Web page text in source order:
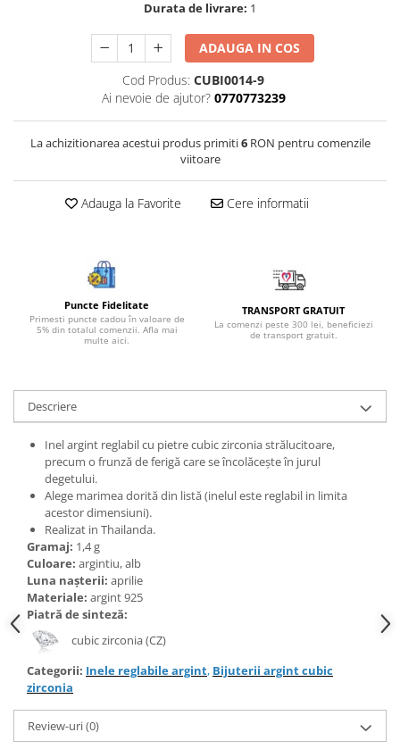
Bijuterii piatra lunii
Bijuterii rodocrozit
Bijuterii rubin
Bijuterii sidef si abalone
Bijuterii smarald
Bijuterii sodalit
Bijuterii spinel
Bijuterii topaz
Bijuterii turmaline
Bijuterii morganit
Durata de livrare: 1
ADAUGA IN COS
Cod Produs: CUBI0014-9
Ai nevoie de ajutor? 0770773239
La achizitionarea acestui produs primiti6RON pentru comenzile
viitoare
Adauga la Favorite Cere informatii
Puncte Fidelitate
Primesti puncte cadou în valoare de
5% din totalul comenzii. Afla mai
multe aici.
TRANSPORT GRATUIT
La comenzi peste 300 lei, beneficiezi
de transport gratuit.
Descriere
Inel argint reglabil cu pietre cubic zirconia strălucitoare,
precum o frunză de ferigă care se încolăcește în jurul
degetului.
Alege marimea dorită din listă (inelul este reglabil in limita
acestor dimensiuni).
Realizat in Thailanda.
Gramaj: 1,4 g
Culoare: argintiu, alb
Luna nașterii: aprilie
Materiale: argint 925
Piatră de sinteză:
cubic zirconia (CZ)
Categorii: Inele reglabile argint, Bijuterii argint cubic
zirconia
Review-uri(0)